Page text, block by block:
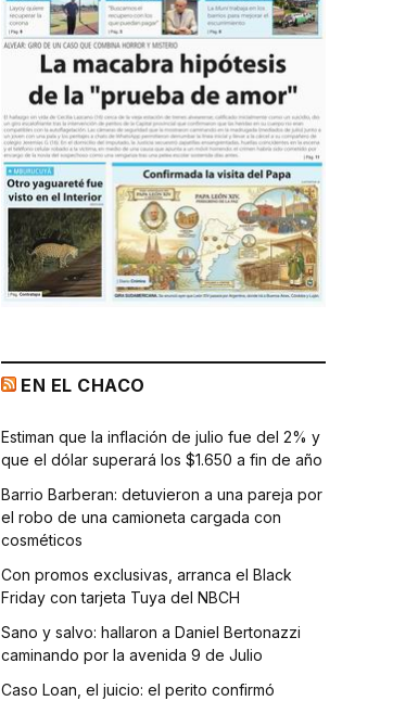
EN EL CHACO
Estiman que la inflación de julio fue del 2% y
que el dólar superará los $1.650 a fin de año
Barrio Barberan: detuvieron a una pareja por
el robo de una camioneta cargada con
cosméticos
Con promos exclusivas, arranca el Black
Friday con tarjeta Tuya del NBCH
Sano y salvo: hallaron a Daniel Bertonazzi
caminando por la avenida 9 de Julio
Caso Loan, el juicio: el perito confirmó